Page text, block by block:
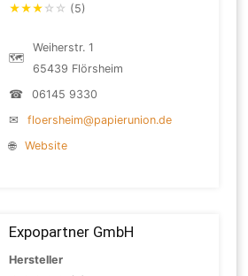
★★★ ☆ ☆ (5)
🗺
Weiherstr. 1
65439 Flörsheim
☎
06145 9330
✉
floersheim@papierunion.de
🌐
Website
Expopartner GmbH
Hersteller